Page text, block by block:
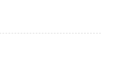
ЕГЭ, ОГЭ И ВПР 2019 года